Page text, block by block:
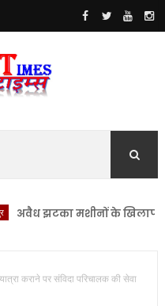
झटका मशीनों के खिलाफ
कराने पर संविदा परिचालक की सेवा